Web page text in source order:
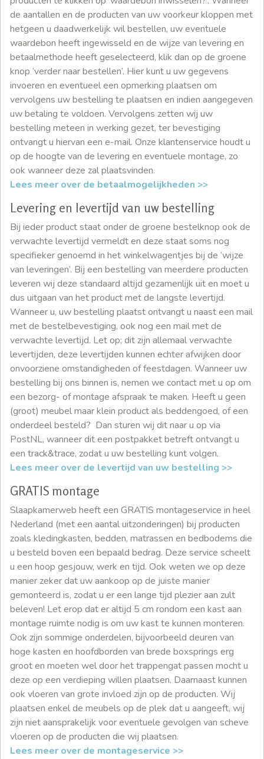
de aantallen en de producten van uw voorkeur kloppen met
hetgeen u daadwerkelijk wil bestellen, uw eventuele
waardebon heeft ingewisseld en de wijze van levering en
betaalmethode heeft geselecteerd, klik dan op de groene
knop ‘verder naar bestellen’. Hier kunt u uw gegevens
invoeren en eventueel een opmerking plaatsen om
vervolgens uw bestelling te plaatsen en indien aangegeven
uw betaling te voldoen. Vervolgens zetten wij uw
bestelling meteen in werking gezet, ter bevestiging
ontvangt u hiervan een e-mail. Onze klantenservice houdt u
op de hoogte van de levering en eventuele montage, zo
ook wanneer deze zal plaatsvinden.
Lees meer over de betaalmogelijkheden >>
Levering en levertijd van uw bestelling
Bij ieder product staat onder de groene bestelknop ook de
verwachte levertijd vermeldt en deze staat soms nog
specifieker genoemd in het winkelwagentjes bij de ‘wijze
van leveringen’. Bij een bestelling van meerdere producten
leveren wij deze standaard altijd gezamenlijk uit en moet u
dus uitgaan van het product met de langste levertijd.
Wanneer u, uw bestelling plaatst ontvangt u naast een mail
met de bestelbevestiging, ook nog een mail met de
verwachte levertijd. Let op; dit zijn allemaal verwachte
levertijden, deze levertijden kunnen echter afwijken door
onvoorziene omstandigheden of feestdagen. Wanneer uw
bestelling bij ons binnen is, nemen we contact met u op om
een bezorg- of montage afspraak te maken. Heeft u geen
(groot) meubel maar klein product als beddengoed, of een
onderdeel besteld? Dan sturen wij dit naar u op via
PostNL, wanneer dit een postpakket betreft ontvangt u
een track&trace, zodat u uw bestelling kunt volgen.
Lees meer over de levertijd van uw bestelling >>
GRATIS montage
Slaapkamerweb heeft een GRATIS montageservice in heel
Nederland (met een aantal uitzonderingen) bij producten
zoals kledingkasten, bedden, matrassen en bedbodems die
u besteld boven een bepaald bedrag. Deze service scheelt
u een hoop gesjouw, werk en tijd. Ook weten we op deze
manier zeker dat uw aankoop op de juiste manier
gemonteerd is, zodat u er een lange tijd plezier aan zult
beleven! Let erop dat er altijd 5 cm rondom een kast aan
montage ruimte nodig is om uw kast te kunnen monteren.
Ook zijn sommige onderdelen, bijvoorbeeld deuren van
hoge kasten en hoofdborden van brede boxsprings erg
groot en moeten wel door het trappengat passen mocht u
deze op een verdieping willen plaatsen. Daarnaast kunnen
ook vloeren van grote invloed zijn op de producten. Wij
plaatsen enkel de meubels op de plek dat u aangeeft, wij
zijn niet aansprakelijk voor eventuele gevolgen van scheve
vloeren op de producten die wij plaatsen.
Lees meer over de montageservice >>